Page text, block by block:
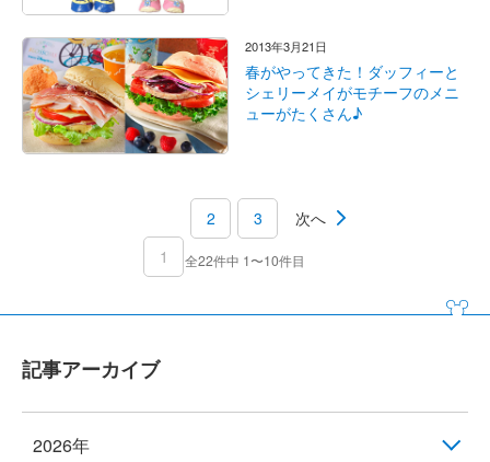
2013年3月21日
春がやってきた！ダッフィーと
シェリーメイがモチーフのメニ
ューがたくさん♪
1
2 3 次へ
全22件中 1〜10件目
記事アーカイブ
2026年